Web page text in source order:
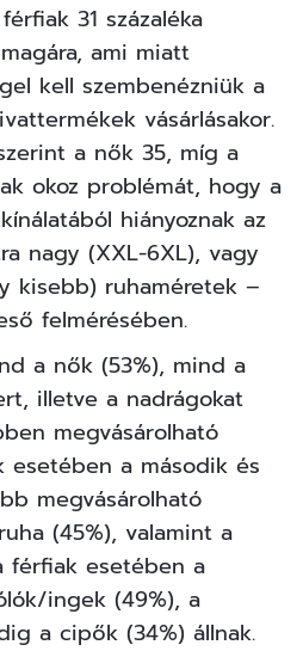
31 százaléka
ami miatt
kell szembenézniük a
vásárlásakor.
a nők 35, míg a
okoz problémát, hogy a
hiányoznak az
nagy (XXL-6XL), vagy
kisebb) ruhaméretek –
felmérésében.
a nők (53%), mind a
illetve a nadrágokat
megvásárolható
esetében a második és
megvásárolható
(45%), valamint a
férfiak esetében a
ingek (49%), a
a cipők (34%) állnak.